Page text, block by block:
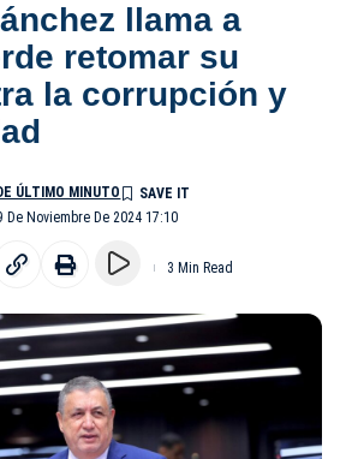
llama a
retomar su
la corrupción y
De Noviembre De 2024 17:10
ÚLTIMO MINUTO
3 Min Read